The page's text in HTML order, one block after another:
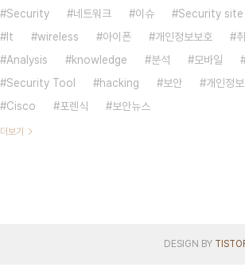
Security
네트워크 이슈 Security site
It
wireless 아이폰 개인정보보호
Analysis
knowledge 분석 모바일
Security Tool
hacking 보안 개인정보
Cisco
포렌식 보안뉴스
더보기
DESIGN BY